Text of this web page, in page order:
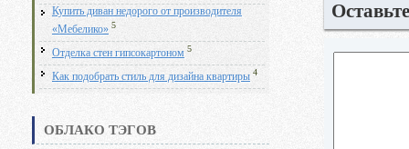
Купить диван недорого от производителя
«Мебелико» 5
Отделка стен гипсокартоном 5
Как подобрать стиль для дизайна квартиры 4
ОБЛАКО ТЭГОВ